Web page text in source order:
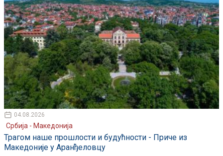
04.08.2026
Србија - Македонија
Трагом наше прошлости и будућности - Приче из
Македоније у Аранђеловцу